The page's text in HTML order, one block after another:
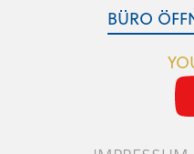
BÜRO